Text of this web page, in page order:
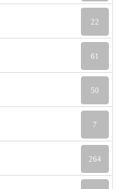
22
61
50
7
264